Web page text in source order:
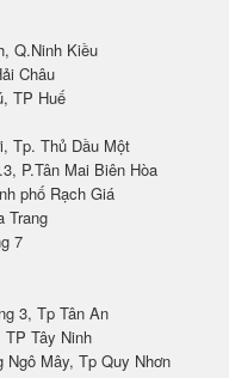
Q.Ninh Kiều
Châu
TP Huế
Tp. Thủ Dầu Một
P.Tân Mai Biên Hòa
phố Rạch Giá
Trang
7
3, Tp Tân An
TP Tây Ninh
Ngô Mây, Tp Quy Nhơn